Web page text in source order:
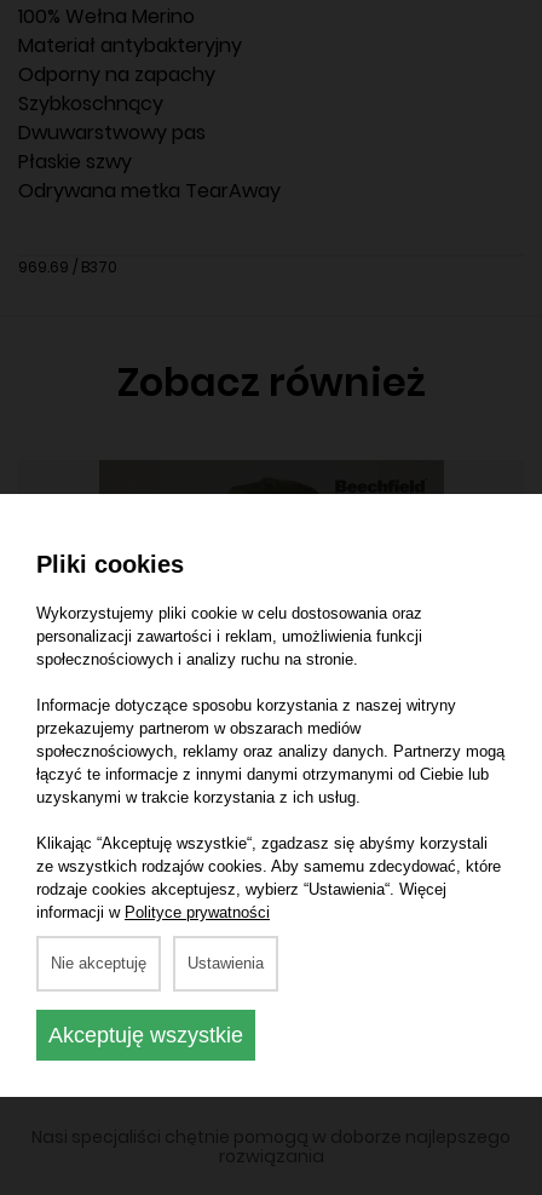
100% Wełna Merino
Materiał antybakteryjny
Odporny na zapachy
Szybkoschnący
Dwuwarstwowy pas
Płaskie szwy
Odrywana metka TearAway
969.69 / B370
Zobacz również
Czapka Merino Beanie
Zobacz więcej
Nie czekaj, zamów bezpłatną
Nasi specjaliści chętnie pomogą w doborze najlepszego
rozwiązania
Pliki cookies
Wykorzystujemy pliki cookie w celu dostosowania oraz
personalizacji zawartości i reklam, umożliwienia funkcji
społecznościowych i analizy ruchu na stronie.
Informacje dotyczące sposobu korzystania z naszej witryny
przekazujemy partnerom w obszarach mediów
społecznościowych, reklamy oraz analizy danych. Partnerzy mogą
łączyć te informacje z innymi danymi otrzymanymi od Ciebie lub
uzyskanymi w trakcie korzystania z ich usług.
Klikając “Akceptuję wszystkie“, zgadzasz się abyśmy korzystali
ze wszystkich rodzajów cookies. Aby samemu zdecydować, które
rodzaje cookies akceptujesz, wybierz “Ustawienia“. Więcej
informacji w Polityce prywatności
Nie akceptuję Ustawienia
Akceptuję wszystkie